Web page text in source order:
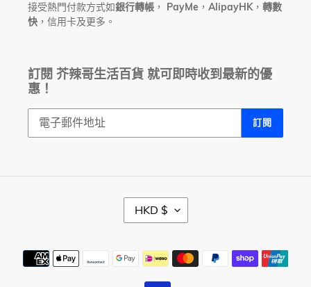
接受熱門付款方式如銀行轉帳 ， PayMe ， AlipayHK ， 轉數
快 ，信用卡及更多。
訂閱 芥辣哥生活百貨 就可即時收到最新的優
惠！
訂閱
幣
別
HKD $
付
款
方